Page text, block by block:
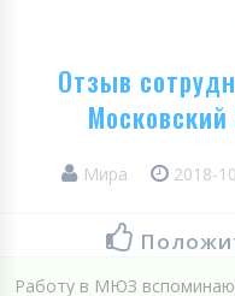
Отзыв
Мира 2018-
Работу в МЮЗ вспоминаю